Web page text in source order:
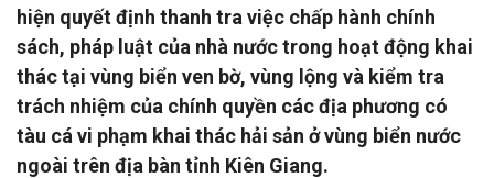
hiện quyết định thanh tra việc chấp hành chính
sách, pháp luật của nhà nước trong hoạt động khai
thác tại vùng biển ven bờ, vùng lộng và kiểm tra
trách nhiệm của chính quyền các địa phương có
tàu cá vi phạm khai thác hải sản ở vùng biển nước
ngoài trên địa bàn tỉnh Kiên Giang.